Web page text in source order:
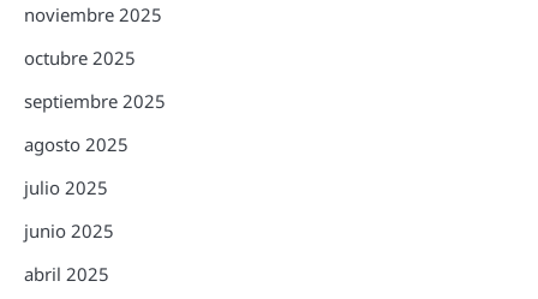
noviembre 2025
octubre 2025
septiembre 2025
agosto 2025
julio 2025
junio 2025
abril 2025